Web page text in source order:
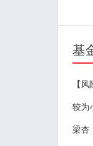
基
梁杏